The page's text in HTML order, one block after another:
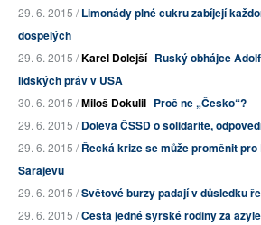
29. 6. 2015 /Limonády plné cukru zabíjejí
dospělých
29. 6. 2015 /Karel Dolejší Ruský obhájce
lidských práv v USA
30. 6. 2015 /Miloš Dokulil Proč ne „Česko“?
29. 6. 2015 /Doleva ČSSD o solidaritě,
29. 6. 2015 /Řecká krize se může proměnit
Sarajevu
29. 6. 2015 /Světové burzy padají v důsledku
29. 6. 2015 /Cesta jedné syrské rodiny za